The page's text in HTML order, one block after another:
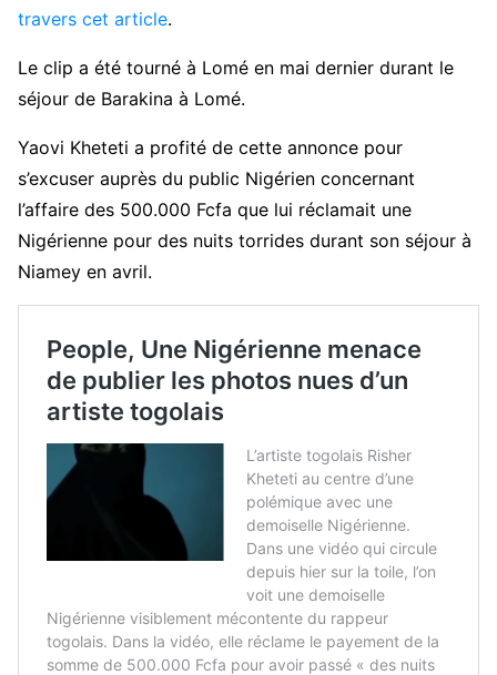
travers cet article.
Le clip a été tourné à Lomé en mai dernier durant le
séjour de Barakina à Lomé.
Yaovi Kheteti a profité de cette annonce pour
s’excuser auprès du public Nigérien concernant
l’affaire des 500.000 Fcfa que lui réclamait une
Nigérienne pour des nuits torrides durant son séjour à
Niamey en avril.